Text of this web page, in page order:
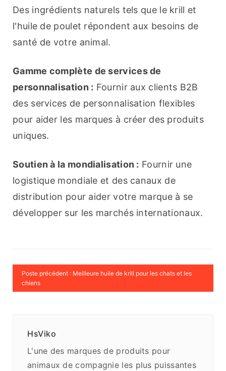
Des ingrédients naturels tels que le krill et
l'huile de poulet répondent aux besoins de
santé de votre animal.
Gamme complète de services de
personnalisation : Fournir aux clients B2B
des services de personnalisation flexibles
pour aider les marques à créer des produits
uniques.
Soutien à la mondialisation : Fournir une
logistique mondiale et des canaux de
distribution pour aider votre marque à se
développer sur les marchés internationaux.
Poste précédent : Meilleure huile de krill pour les chats et les
chiens
HsViko
L'une des marques de produits pour
animaux de compagnie les plus puissantes